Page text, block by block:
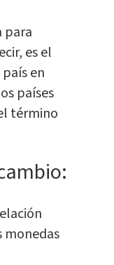
para
es el
en
países
término
monedas